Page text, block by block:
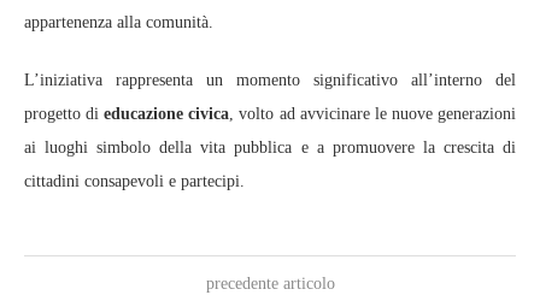
appartenenza alla comunità.
L’iniziativa rappresenta un momento significativo all’interno del
progetto dieducazione civica, volto ad avvicinare le nuove generazioni
ai luoghi simbolo della vita pubblica e a promuovere la crescita di
cittadini consapevoli e partecipi.
precedente articolo